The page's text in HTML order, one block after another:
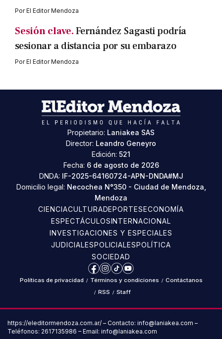
PorEl Editor Mendoza
Sesión clave.Fernández Sagasti podría
sesionar a distancia por su embarazo
PorEl Editor Mendoza
Propietario: Laniakea SAS
Director: Leandro Geneyro
Edición: 521
Fecha: 6 de agosto de 2026
DNDA: IF-2025-64160724-APN-DNDA#MJ
Domicilio legal: Necochea N°350 - Ciudad de Mendoza,
Mendoza
CIENCIACULTURADEPORTESECONOMÍA
ESPECTÁCULOSINTERNACIONAL
INVESTIGACIONES Y ESPECIALES
JUDICIALESPOLICIALESPOLÍTICA
SOCIEDAD
Facebook
Instagram
TikTokYouTube
Políticas de privacidad / Términos y condiciones / Contáctanos
/ RSS / Staff
https://eleditormendoza.com.ar/ – Contacto: info@laniakea.com –
Teléfonos: 2617135986 – Email: info@laniakea.com